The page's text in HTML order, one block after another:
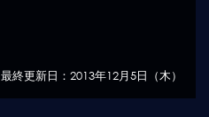
最終更新日：2013年12月5日（木）